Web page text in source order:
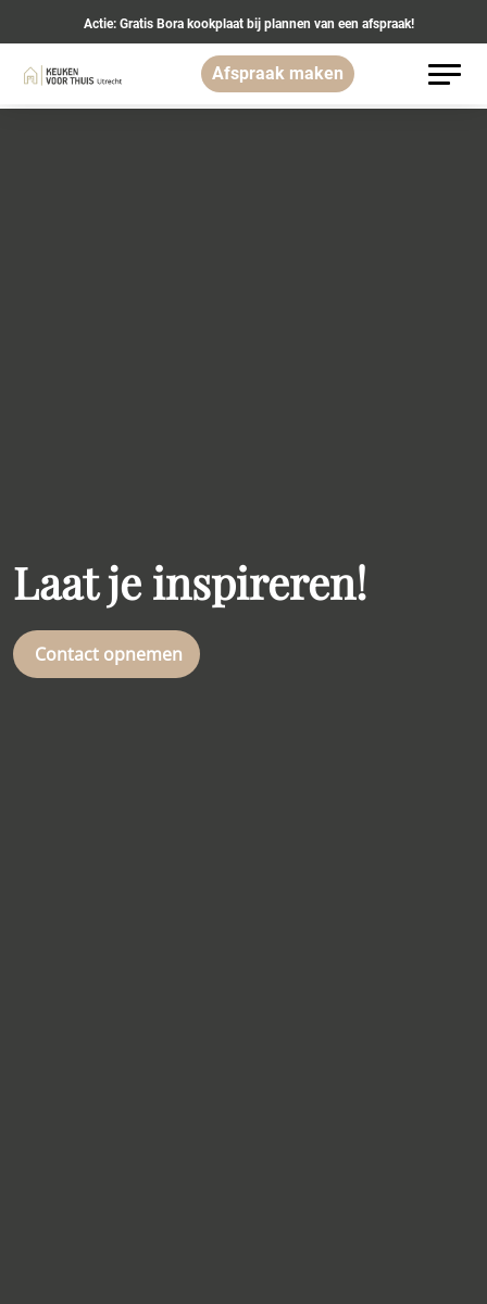
Actie: Gratis Bora kookplaat bij plannen van een afspraak!
Afspraak maken
Laat je inspireren!
Contact opnemen